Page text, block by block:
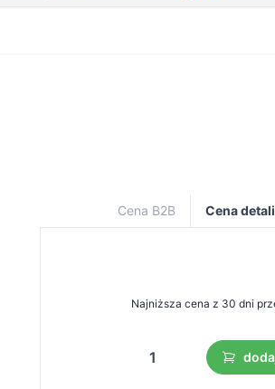
Cena B2B Cena
Najniższa cena z 30 dni